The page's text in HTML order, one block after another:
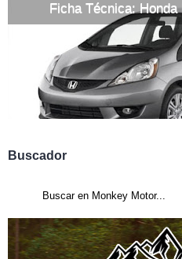
Ficha Técnica:
Buscador